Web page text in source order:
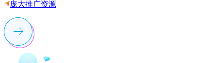
庞大推广资源